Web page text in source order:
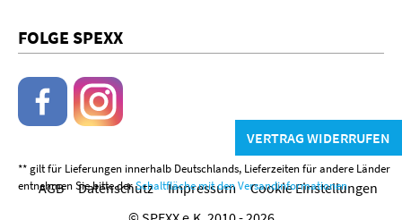
FOLGE SPEXX
VERTRAG WIDERRUFEN
AGB Datenschutz Impressum Cookie Einstellungen
** gilt für Lieferungen innerhalb Deutschlands, Lieferzeiten für andere Länder
entnehmen Sie bitte derSchaltfläche mit den Versandinformationen